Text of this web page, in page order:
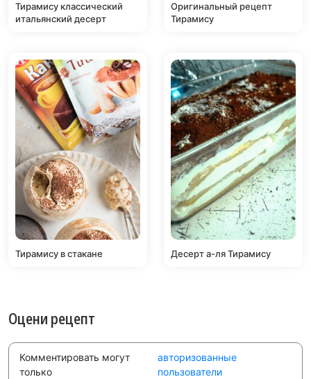
Тирамису классический
итальянский десерт
Оригинальный рецепт
Тирамису
Тирамису в стакане Десерт а-ля Тирамису
Оцени рецепт
Комментировать могут
только
авторизованные
пользователи